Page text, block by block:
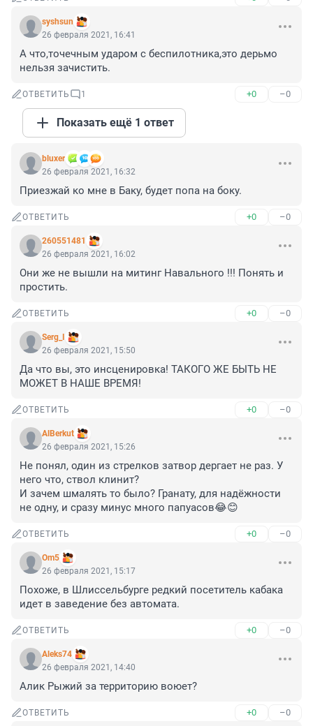
syshsun
26 февраля 2021, 16:41
А что,точечным ударом с беспилотника,это дерьмо
нельзя зачистить.
ОТВЕТИТЬ 1 +0 –0
Показать ещё 1 ответ
bluxer
26 февраля 2021, 16:32
Приезжай ко мне в Баку, будет попа на боку.
ОТВЕТИТЬ +0 –0
260551481
26 февраля 2021, 16:02
Они же не вышли на митинг Навального !!! Понять и
простить.
ОТВЕТИТЬ +0 –0
Serg_I
26 февраля 2021, 15:50
Да что вы, это инсценировка! ТАКОГО ЖЕ БЫТЬ НЕ
МОЖЕТ В НАШЕ ВРЕМЯ!
ОТВЕТИТЬ +0 –0
AlBerkut
26 февраля 2021, 15:26
Не понял, один из стрелков затвор дергает не раз. У
него что, ствол клинит?
И зачем шмалять то было? Гранату, для надёжности
не одну, и сразу минус много папуасов😂😊
ОТВЕТИТЬ +0 –0
Om5
26 февраля 2021, 15:17
Похоже, в Шлиссельбурге редкий посетитель кабака
идет в заведение без автомата.
ОТВЕТИТЬ +0 –0
Aleks74
26 февраля 2021, 14:40
Алик Рыжий за территорию воюет?
ОТВЕТИТЬ +0 –0